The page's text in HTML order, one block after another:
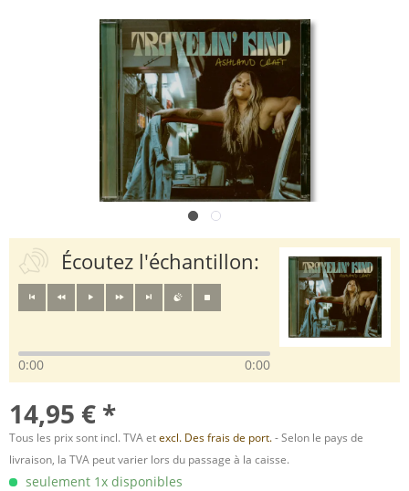
Écoutez l'échantillon:
0:00 0:00
14,95 € *
Tous les prix sont incl. TVA etexcl. Des frais de port.- Selon le pays de
livraison, la TVA peut varier lors du passage à la caisse.
seulement 1x disponibles